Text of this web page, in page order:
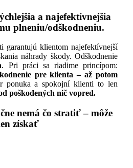
a najefektívnejšia
plneniu/odškodneniu.
garantujú klientom najefektívnejší
náhrady škody. Odškodnenie
. Pri práci sa riadime princípom:
pre klienta – až potom
a spokojní klienti to len
poškodených nič vopred.
nemá čo stratiť – môže
získať